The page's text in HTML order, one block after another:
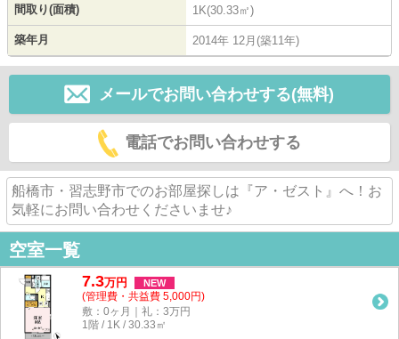
間取り(面積) 1K(30.33㎡)
築年月 2014年 12月(築11年)
メールでお問い合わせする(無料)
電話でお問い合わせする
船橋市・習志野市でのお部屋探しは『ア・ゼスト』へ！お
気軽にお問い合わせくださいませ♪
空室一覧
7.3万円 NEW
(管理費・共益費 5,000円)
敷：0ヶ月｜礼：3万円
1階 / 1K / 30.33㎡